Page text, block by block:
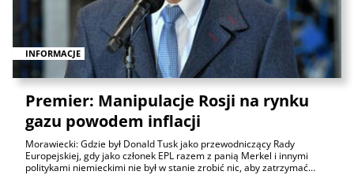
INFORMACJE
Premier: Manipulacje Rosji na rynku
gazu powodem inflacji
Morawiecki: Gdzie był Donald Tusk jako przewodniczący Rady
Europejskiej, gdy jako członek EPL razem z panią Merkel i innymi
politykami niemieckimi nie był w stanie zrobić nic, aby zatrzymać…